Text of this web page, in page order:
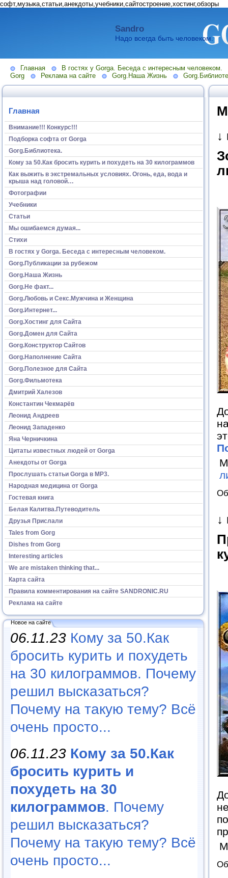
софт,музыка,статьи,анекдоты,учебники,сайтостроение,хостинг,обзоры
Sandro
Надо всегда быть человеком.
Главная
В гостях у Gorga. Беседа с интересным человеком.
Gorg
Реклама на сайте Gorg.Наша Жизнь
Главная
Внимание!!! Конкурс!!!
Подборка софта от Gorga
Gorg.Библиотека.
Кому за 50.Как бросить курить и похудеть на 30 килограммов
Как выжить в экстремальных условиях. Огонь, еда, вода и
крыша над головой…
Фотографии
Учебники
Статьи
Мы ошибаемся думая...
Стихи
В гостях у Gorga. Беседа с интересным человеком.
Gorg.Публикации за рубежом
Gorg.Наша Жизнь
Gorg.Не факт...
Gorg.Любовь и Секс.Мужчина и Женщина
Gorg.Интернет...
Gorg.Хостинг для Сайта
Gorg.Домен для Сайта
Gorg.Конструктор Сайтов
Gorg.Наполнение Сайта
Gorg.Полезное для Сайта
Gorg.Фильмотека
Дмитрий Халезов
Константин Чекмарёв
Леонид Андреев
Леонид Западенко
Яна Черничкина
Цитаты известных людей от Gorga
Анекдоты от Gorga
Прослушать статьи Gorga в МР3.
Народная медицина от Gorga
Гостевая книга
Белая Калитва.Путеводитель
Друзья Прислали
Tales from Gorg
Dishes from Gorg
Interesting articles
We are mistaken thinking that...
Карта сайта
Правила комментирования на сайте SANDRONIC.RU
Реклама на сайте
Новое на сайте
06.11.23 Кому за 50.Как
бросить курить и похудеть
на 30 килограммов. Почему
решил высказаться?
Почему на такую тему? Всё
очень просто...
06.11.23 Кому за 50.Как
бросить курить и
похудеть на 30
килограммов. Почему
решил высказаться?
Почему на такую тему? Всё
очень просто...